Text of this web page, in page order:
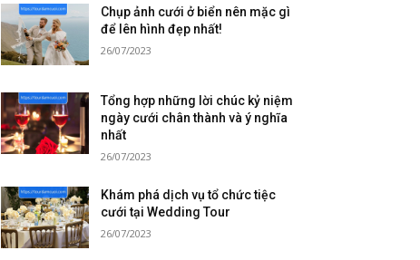
Chụp ảnh cưới ở biển nên mặc gì
để lên hình đẹp nhất!
26/07/2023
Tổng hợp những lời chúc kỷ niệm
ngày cưới chân thành và ý nghĩa
nhất
26/07/2023
Khám phá dịch vụ tổ chức tiệc
cưới tại Wedding Tour
26/07/2023